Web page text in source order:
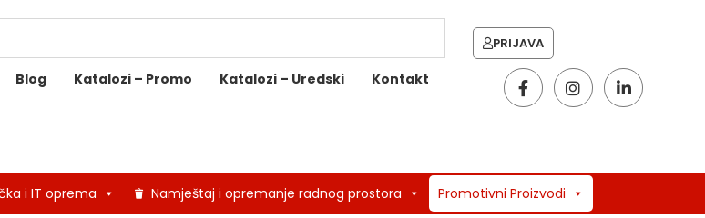
Blog Katalozi – Promo Katalozi – Uredski Kontakt
PRIJAVA
i IT oprema Namještaj i opremanje radnog prostora Promotivni Proizvodi